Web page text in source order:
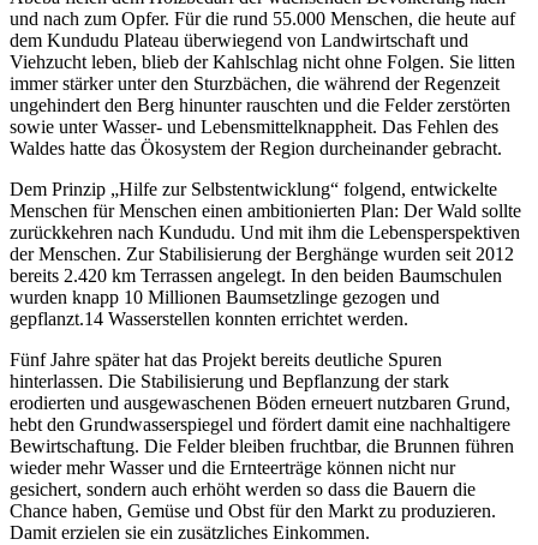
und nach zum Opfer. Für die rund 55.000 Menschen, die heute auf
dem Kundudu Plateau überwiegend von Landwirtschaft und
Viehzucht leben, blieb der Kahlschlag nicht ohne Folgen. Sie litten
immer stärker unter den Sturzbächen, die während der Regenzeit
ungehindert den Berg hinunter rauschten und die Felder zerstörten
sowie unter Wasser- und Lebensmittelknappheit. Das Fehlen des
Waldes hatte das Ökosystem der Region durcheinander gebracht.
Dem Prinzip „Hilfe zur Selbstentwicklung“ folgend, entwickelte
Menschen für Menschen einen ambitionierten Plan: Der Wald sollte
zurückkehren nach Kundudu. Und mit ihm die Lebensperspektiven
der Menschen. Zur Stabilisierung der Berghänge wurden seit 2012
bereits 2.420 km Terrassen angelegt. In den beiden Baumschulen
wurden knapp 10 Millionen Baumsetzlinge gezogen und
gepflanzt.14 Wasserstellen konnten errichtet werden.
Fünf Jahre später hat das Projekt bereits deutliche Spuren
hinterlassen. Die Stabilisierung und Bepflanzung der stark
erodierten und ausgewaschenen Böden erneuert nutzbaren Grund,
hebt den Grundwasserspiegel und fördert damit eine nachhaltigere
Bewirtschaftung. Die Felder bleiben fruchtbar, die Brunnen führen
wieder mehr Wasser und die Ernteerträge können nicht nur
gesichert, sondern auch erhöht werden so dass die Bauern die
Chance haben, Gemüse und Obst für den Markt zu produzieren.
Damit erzielen sie ein zusätzliches Einkommen.